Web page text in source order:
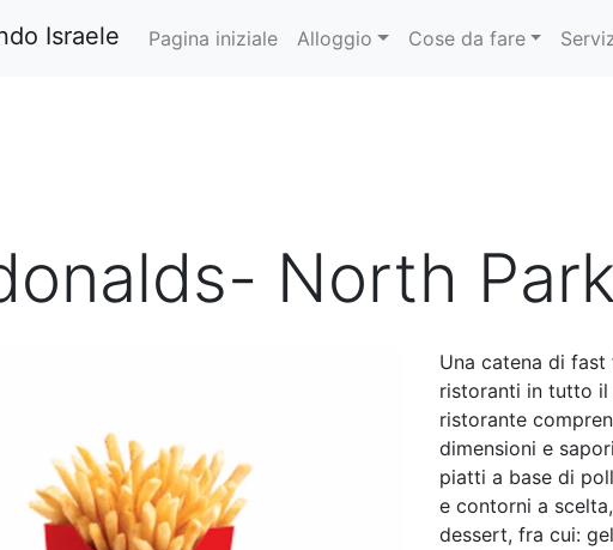
Israele Pagina iniziale Alloggio Cose da fare
North
Una catena di
ristoranti in tutto il
ristorante
dimensioni e
piatti a base di
e contorni a
dessert, fra cui: